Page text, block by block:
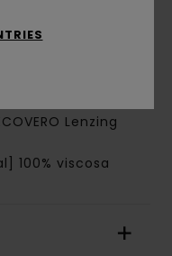
costura lateral
Lenzing
100% viscosa